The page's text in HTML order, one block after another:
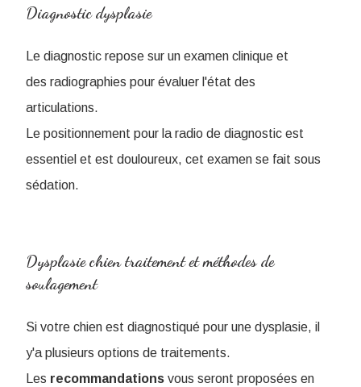
Diagnostic dysplasie
Le diagnostic repose sur un examen clinique et
des radiographies pour évaluer l'état des
articulations.
e positionnement pour la radio de diagnostic est
essentiel et est douloureux, cet examen se fait sous
sédation.
Dysplasie chien traitement et méthodes de
soulagement
Si votre chien est diagnostiqué pour une dysplasie, il
y'a plusieurs options de traitements.
Les recommandations vous seront proposées en